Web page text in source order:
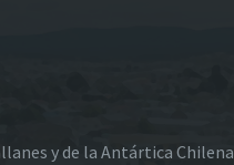
y de la Antártica Chilena